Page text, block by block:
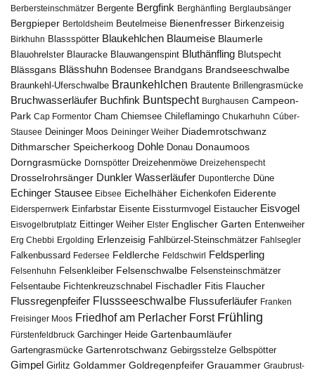
Berbersteinschmätzer Bergente Bergfink Berghänfling Berglaubsänger
Bergpieper Bertoldsheim Beutelmeise Bienenfresser Birkenzeisig
Birkhuhn Blassspötter Blaukehlchen Blaumeise Blaumerle
Blauohrelster Blauracke Blauwangenspint Bluthänfling Blutspecht
Blässgans Blässhuhn Bodensee Brandgans Brandseeschwalbe
Braunkehl-Uferschwalbe Braunkehlchen Brautente Brillengrasmücke
Bruchwasserläufer Buchfink Buntspecht Burghausen Campeon-
Park Cap Formentor Cham Chiemsee Chileflamingo Chukarhuhn Cúber-
Stausee Deininger Moos Deininger Weiher Diademrotschwanz
Dithmarscher Speicherkoog Dohle Donau Donaumoos
Dorngrasmücke Dornspötter Dreizehenmöwe Dreizehenspecht
Drosselrohrsänger Dunkler Wasserläufer Dupontlerche Düne
Echinger Stausee Eibsee Eichelhäher Eichenkofen Eiderente
Eidersperrwerk Einfarbstar Eisente Eissturmvogel Eistaucher Eisvogel
Eisvogelbrutplatz Eittinger Weiher Elster Englischer Garten Entenweiher
Erg Chebbi Ergolding Erlenzeisig Fahlbürzel-Steinschmätzer Fahlsegler
Falkenbussard Federsee Feldlerche Feldschwirl Feldsperling
Felsenhuhn Felsenkleiber Felsenschwalbe Felsensteinschmätzer
Felsentaube Fichtenkreuzschnabel Fischadler Fitis Flaucher
Flussregenpfeifer Flussseeschwalbe Flussuferläufer Franken
Freisinger Moos Friedhof am Perlacher Forst Frühling
Fürstenfeldbruck Garchinger Heide Gartenbaumläufer
Gartengrasmücke Gartenrotschwanz Gebirgsstelze Gelbspötter
Gimpel Girlitz Goldammer Goldregenpfeifer Grauammer Graubrust-